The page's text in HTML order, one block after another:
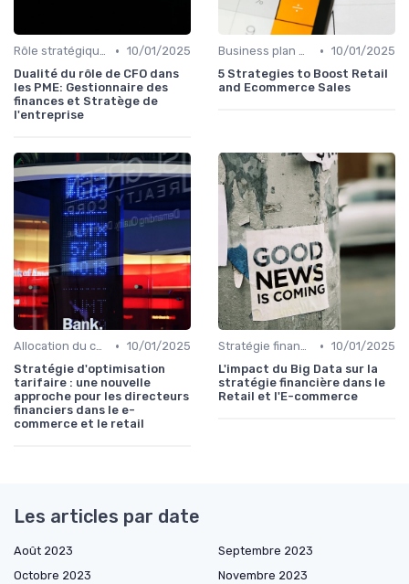
Rôle stratégique du CFO • 10/01/2025
Dualité du rôle de CFO dans
les PME: Gestionnaire des
finances et Stratège de
l'entreprise
Business plan & modélisation financière • 10/01/2025
5 Strategies to Boost Retail
and Ecommerce Sales
Allocation du capital & arbitrages • 10/01/2025
Stratégie d'optimisation
tarifaire : une nouvelle
approche pour les directeurs
financiers dans le e-
commerce et le retail
Stratégie financière d’entreprise • 10/01/2025
L'impact du Big Data sur la
stratégie financière dans le
Retail et l'E-commerce
Les articles par date
Août 2023
Septembre 2023
Octobre 2023
Novembre 2023